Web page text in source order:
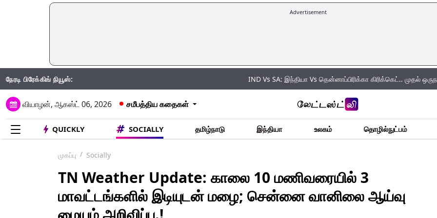
Advertisement
நேரடி பிரேக்கிங் நியூஸ்: IND Vs SA: இந்தியா Vs தென்னாப்பிரிக்கா கிரிக்கெட்.. முதல் ஒருநாள் போட்டியில்
வியாழன், ஆகஸ்ட் 06, 2026 சமீபத்திய கதைகள்
QUICKLY SOCIALLY தமிழ்நாடு இந்தியா உலகம் தொழில்நுட்பம்
முகப்பு Socially
TN Weather Update: காலை 10 மணிவரையில் 3
மாவட்டங்களில் இடியுடன் மழை; சென்னை வானிலை ஆய்வு